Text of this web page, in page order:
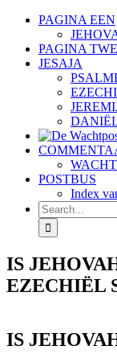
Skip
content
PAGINA EEN
PAGINA
JESAJA
POSTBUS
Index
Search
for:
IS
EZECHIËL
IS